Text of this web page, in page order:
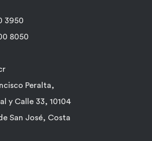
3950
8050
Peralta,
y Calle 33, 10104
San José, Costa